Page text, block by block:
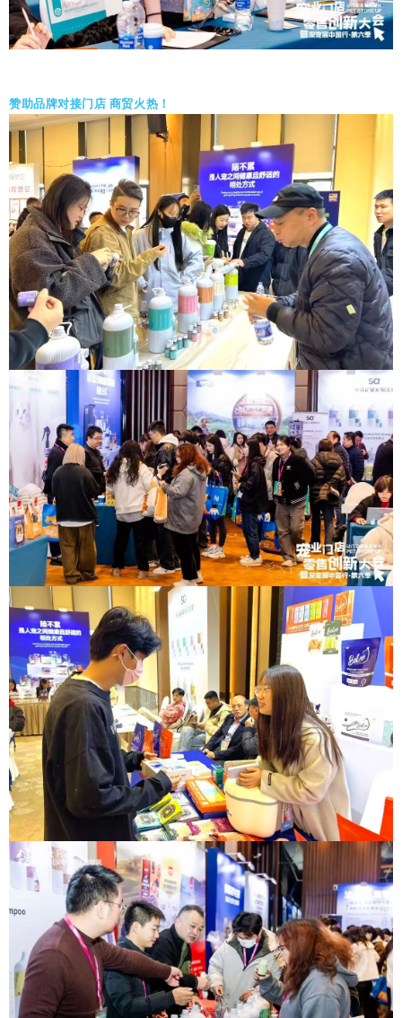
赞助品牌对接门店 商贸火热！